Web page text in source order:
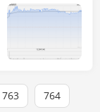
763 764